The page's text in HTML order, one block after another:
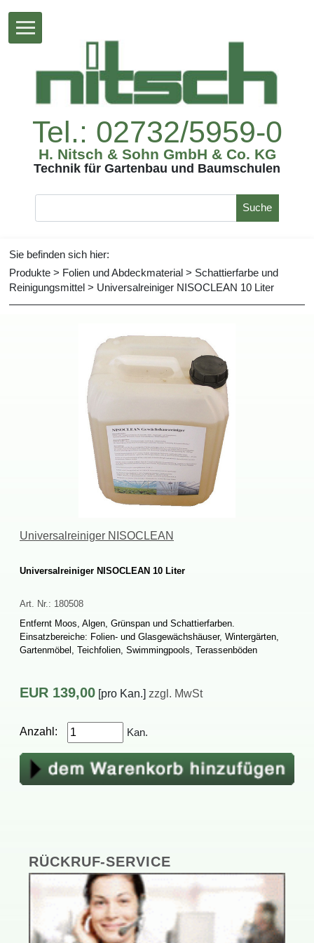
Tel.:02732/5959-0
H.Nitsch&SohnGmbH&Co.KG
TechnikfürGartenbauundBaumschulen
Suche
Siebefindensichhier:
Produkte > FolienundAbdeckmaterial > Schattierfarbeund
Reinigungsmittel > UniversalreinigerNISOCLEAN10Liter
UniversalreinigerNISOCLEAN
UniversalreinigerNISOCLEAN10Liter
Art.Nr.: 180508
EntferntMoos,Algen,GrünspanundSchattierfarben.
Einsatzbereiche:Folien-undGlasgewächshäuser,Wintergärten,
Gartenmöbel,Teichfolien,Swimmingpools,Terassenböden
EUR 139,00 [proKan.] zzgl.MwSt
Anzahl: Kan.
RÜCKRUF-SERVICE